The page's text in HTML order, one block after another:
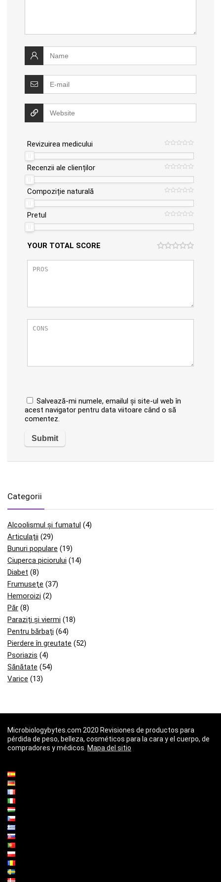
Revizuirea medicului
Recenzii ale clienților
Compoziție naturală
Pretul
YOUR TOTAL SCORE
Salvează-mi numele, emailul și site-ul web în
acest navigator pentru data viitoare când o să
comentez.
Categorii
Alcoolismul și fumatul (4)
Articulații (29)
Bunuri populare (19)
Ciuperca piciorului (14)
Diabet (8)
Frumuseţe (37)
Hemoroizi (2)
Păr (8)
Paraziți și viermi (18)
Pentru bărbați (64)
Pierdere în greutate (52)
Psoriazis (4)
Sănătate (54)
Varice (13)
Microbiologybytes.com 2020 Revisiones de productos para
pérdida de peso, belleza, cosméticos para la cara y el cuerpo, de
compradores y médicos. Mapa del sitio